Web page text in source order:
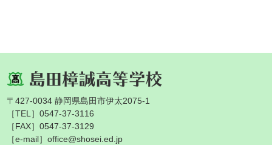
〒427-0034 静岡県島田市伊太2075-1
［TEL］0547-37-3116
［FAX］0547-37-3129
［e-mail］office@shosei.ed.jp